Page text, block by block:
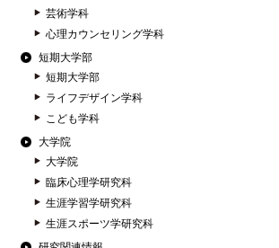
芸術学科
心理カウンセリング学科
短期大学部
短期大学部
ライフデザイン学科
こども学科
大学院
大学院
臨床心理学研究科
生涯学習学研究科
生涯スポーツ学研究科